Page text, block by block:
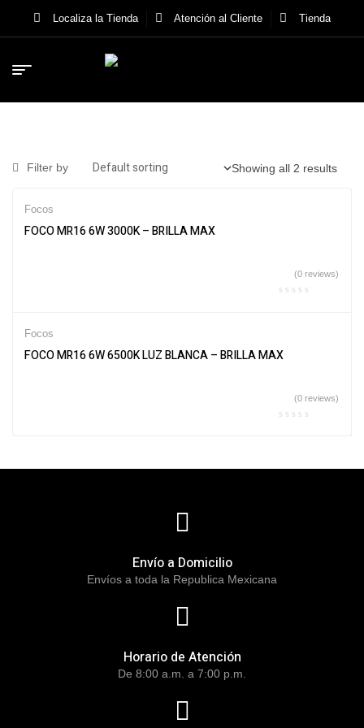
Localiza la Tienda Atención al Cliente Tienda
Filter by Showing all 2 results
Focos
FOCO MR16 6W 3000K – BRILLA MAX
(0 reviews)
Focos
FOCO MR16 6W 6500K LUZ BLANCA – BRILLA MAX
(0 reviews)
Envío a Domicilio
Envíos a toda la Republica Mexicana
Horario de Atención
De 8:00 a.m. a 7:00 p.m.